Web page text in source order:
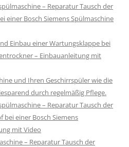
– Reparatur Tausch der
einer Bosch Siemens Spülmaschine
Einbau einer Wartungsklappe bei
– Einbauanleitung mit
und Ihren Geschirrspüler wie die
durch regelmäßig Pflege.
– Reparatur Tausch der
einer Bosch Siemens
mit Video
– Reparatur Tausch der